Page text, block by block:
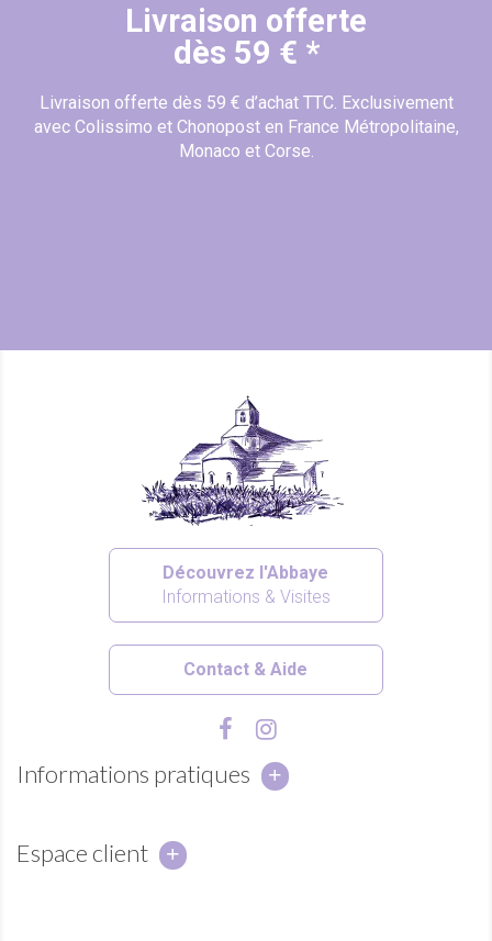
Livraison offerte
dès 59 € *
Livraison offerte dès 59 € d’achat TTC. Exclusivement
avec Colissimo et Chonopost en France Métropolitaine,
Monaco et Corse.
Découvrez l'Abbaye
Informations & Visites
Contact & Aide
Informations pratiques
Espace client